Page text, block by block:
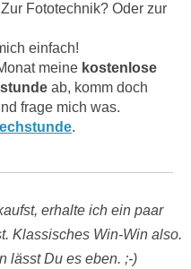
Fototechnik? Oder zur
einfach!
meine kostenlose
ab, komm doch
frage mich was.
.
erhalte ich ein paar
Klassisches Win-Win also.
lässt Du es eben. ;-)